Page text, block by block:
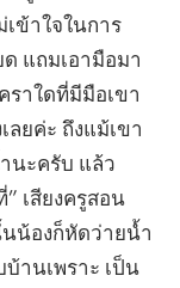
เข้าใจในการ
แถมเอามือมา
ราใดที่มีมือเขา
ลยค่ะ ถึงแม้เขา
นะครับ แล้ว
เสียงครูสอน
น้องก็หัดว่ายน้ำ
านเพราะ เป็น